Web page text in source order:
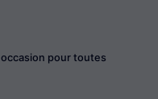
pour toutes